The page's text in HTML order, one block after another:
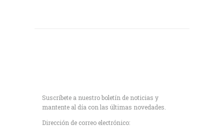
Suscríbete a nuestro boletín de noticias y
mantente al día con las últimas novedades.
Dirección de correo electrónico: